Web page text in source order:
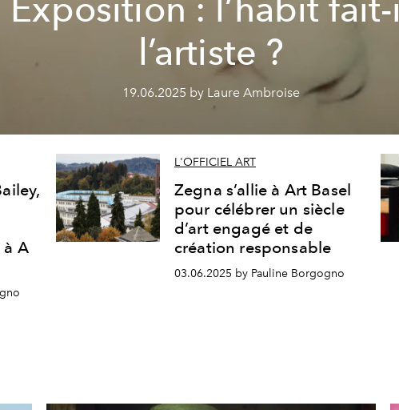
Exposition : l’habit fait-il
l’artiste ?
19.06.2025 by Laure Ambroise
A
L'OFFICIEL ART
Zegna s’allie à Art Basel
pour célébrer un siècle
d’art engagé et de
création responsable
03.06.2025 by Pauline Borgogno